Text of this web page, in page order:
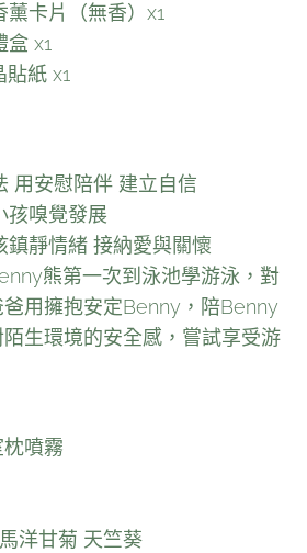
薰卡片（無香）x1
盒 x1
紙 x1
用安慰陪伴 建立自信
孩嗅覺發展
鎮靜情緒 接納愛與關懷
熊第一次到泳池學游泳，對
用擁抱安定Benny，陪Benny
生環境的安全感，嘗試享受游
噴霧
洋甘菊 天竺葵